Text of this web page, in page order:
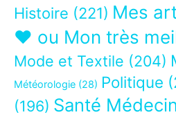
Histoire (221) Mes
❤ ou Mon très
Mode et Textile (204)
Météorologie (28) Politique
(196) Santé